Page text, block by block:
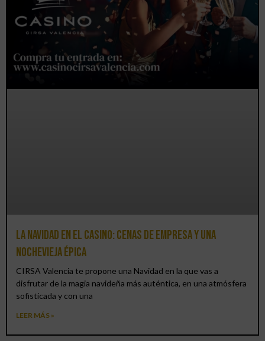
La Navidad en el Casino: cenas de empresa y una
Nochevieja épica
CIRSA Valencia te propone una Navidad en la que vas a
disfrutar de la magia navideña más auténtica, en una atmósfera
sofisticada y con una
LEER MÁS »